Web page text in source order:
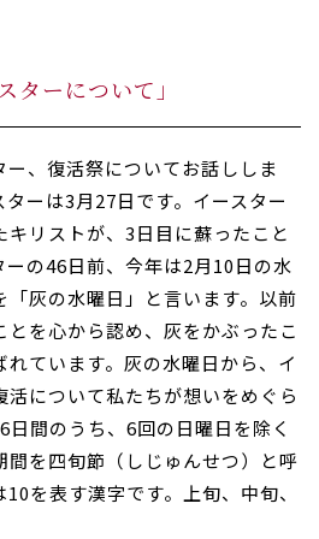
ターについて」
、復活祭についてお話ししま
ターは3月27日です。イースター
キリストが、3日目に蘇ったこと
の46日前、今年は2月10日の水
灰の水曜日」と言います。以前
とを心から認め、灰をかぶったこ
れています。灰の水曜日から、イ
について私たちが想いをめぐら
日間のうち、6回の日曜日を除く
間を四旬節（しじゅんせつ）と呼
を表す漢字です。上旬、中旬、